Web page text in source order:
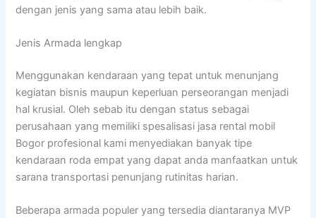
dengan jenis yang sama atau lebih baik.
Jenis Armada lengkap
Menggunakan kendaraan yang tepat untuk menunjang
kegiatan bisnis maupun keperluan perseorangan menjadi
hal krusial. Oleh sebab itu dengan status sebagai
perusahaan yang memiliki spesalisasi jasa rental mobil
Bogor profesional kami menyediakan banyak tipe
kendaraan roda empat yang dapat anda manfaatkan untuk
sarana transportasi penunjang rutinitas harian.
Beberapa armada populer yang tersedia diantaranya MVP